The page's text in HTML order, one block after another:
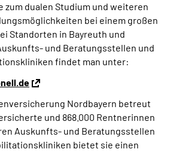
zum dualen Studium und weiteren
bei einem großen
Standorten in Bayreuth und
und Beratungsstellen und
findet man unter:
Nordbayern betreut
und 868.000 Rentnerinnen
Auskunfts- und Beratungsstellen
bietet sie einen